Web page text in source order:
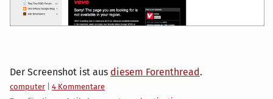
Der Screenshot ist aus diesem Forenthread.
Kategorien:
computer
4 Kommentare